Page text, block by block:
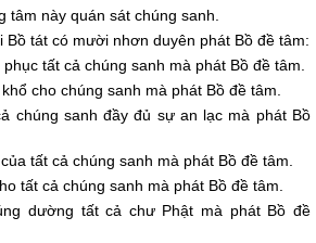
tâm này quán sát chúng sanh.
Bồ tát có mười nhơn duyên phát Bồ đề tâm:
tất cả chúng sanh mà phát Bồ đề tâm.
cho chúng sanh mà phát Bồ đề tâm.
chúng sanh đầy đủ sự an lạc mà phát Bồ
tất cả chúng sanh mà phát Bồ đề tâm.
tất cả chúng sanh mà phát Bồ đề tâm.
dường tất cả chư Phật mà phát Bồ đề